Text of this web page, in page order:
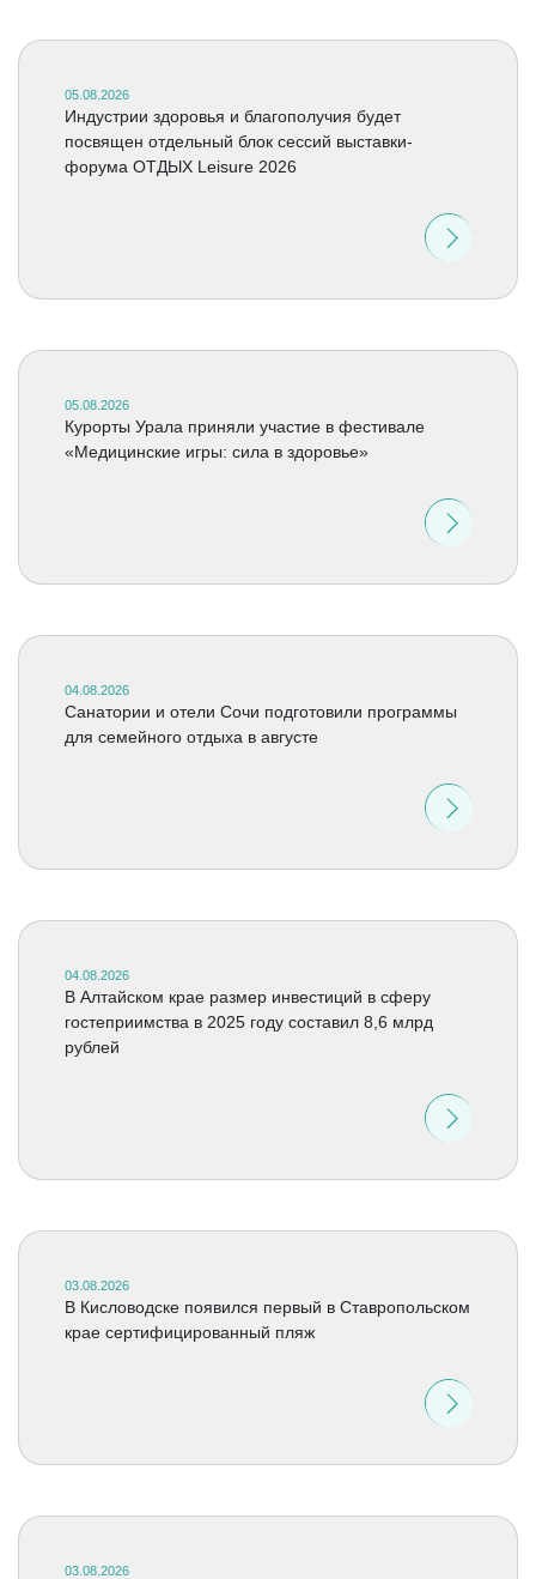
05.08.2026
Индустрии здоровья и благополучия будет
посвящен отдельный блок сессий выставки-
форума ОТДЫХ Leisure 2026
05.08.2026
Курорты Урала приняли участие в фестивале
«Медицинские игры: сила в здоровье»
04.08.2026
Санатории и отели Сочи подготовили программы
для семейного отдыха в августе
04.08.2026
В Алтайском крае размер инвестиций в сферу
гостеприимства в 2025 году составил 8,6 млрд
рублей
03.08.2026
В Кисловодске появился первый в Ставропольском
крае сертифицированный пляж
03.08.2026